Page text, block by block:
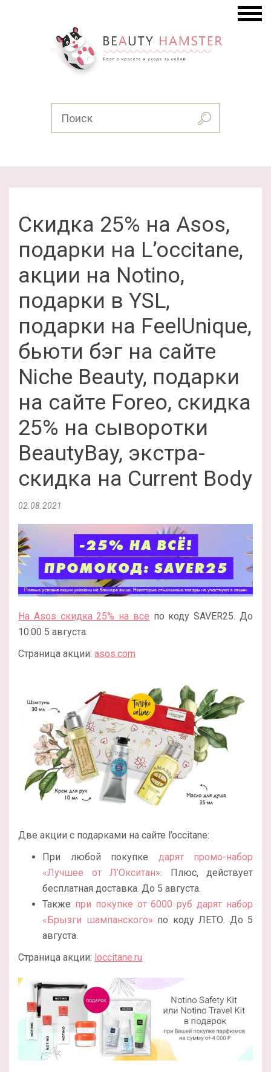
Cкидка 25% на Asos,
подарки на L’occitane,
акции на Notino,
подарки в YSL,
подарки на FeelUnique,
бьюти бэг на сайте
Niche Beauty, подарки
на сайте Foreo, скидка
25% на сыворотки
BeautyBay, экстра-
скидка на Current Body
02.08.2021
На Asos скидка 25% на все по коду SAVER25. До
10:00 5 августа.
Страница акции: asos.com
Две акции с подарками на сайте l’occitane:
При любой покупке дарят промо-набор
«Лучшее от Л’Окситан». Плюс, действует
бесплатная доставка. До 5 августа.
Также при покупке от 6000 руб дарят набор
«Брызги шампанского» по коду ЛЕТО. До 5
августа.
Страница акции: loccitane.ru